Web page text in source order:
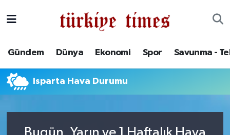
Gündem Dünya Ekonomi Spor Savunma -
Isparta Hava Durumu